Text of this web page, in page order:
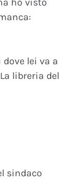
lei va a
libreria del
sindaco